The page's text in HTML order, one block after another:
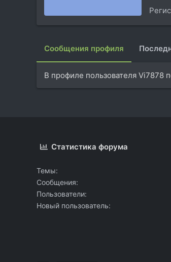
Сообщения профиля
В профиле пользователя Vi7878
Статистика форума
Темы
Сообщения
Пользователи
Новый пользователь